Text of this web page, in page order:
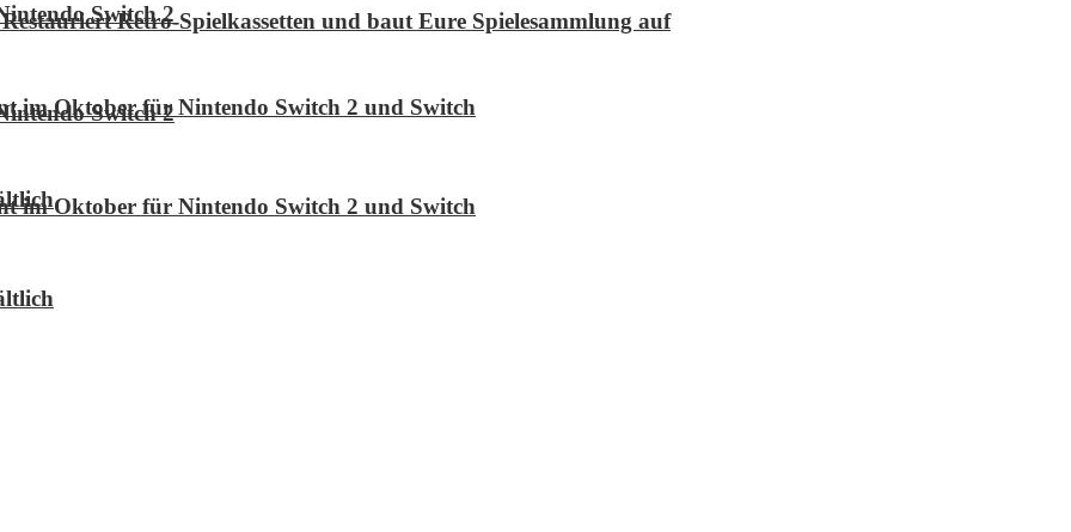
Switch 2
im Oktober für Nintendo Switch 2 und Switch
Retro-Spielkassetten und baut Eure Spielesammlung auf
Switch 2
im Oktober für Nintendo Switch 2 und Switch